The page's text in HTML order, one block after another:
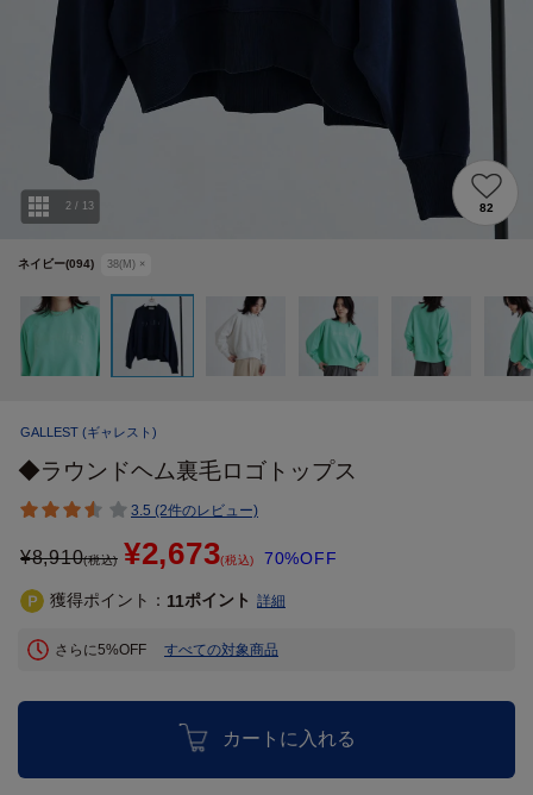
ネイビー(094) 38(M) ×
2 / 13 82
GALLEST (ギャレスト)
◆ラウンドヘム裏毛ロゴトップス
3.5 (2件のレビュー)
¥8,910(税込) ¥2,673(税込) 70%OFF
獲得ポイント： 11ポイント 詳細
さらに5%OFF すべての対象商品
カートに入れる